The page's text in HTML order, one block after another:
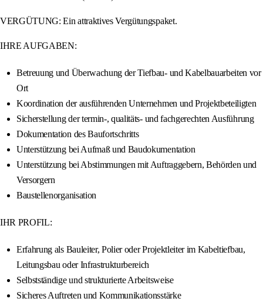
VERGÜTUNG: Ein attraktives Vergütungspaket.
IHRE AUFGABEN:
Betreuung und Überwachung der Tiefbau- und Kabelbauarbeiten vor
Ort
Koordination der ausführenden Unternehmen und Projektbeteiligten
Sicherstellung der termin-, qualitäts- und fachgerechten Ausführung
Dokumentation des Baufortschritts
Unterstützung bei Aufmaß und Baudokumentation
Unterstützung bei Abstimmungen mit Auftraggebern, Behörden und
Versorgern
Baustellenorganisation
IHR PROFIL:
Erfahrung als Bauleiter, Polier oder Projektleiter im Kabeltiefbau,
Leitungsbau oder Infrastrukturbereich
Selbstständige und strukturierte Arbeitsweise
Sicheres Auftreten und Kommunikationsstärke